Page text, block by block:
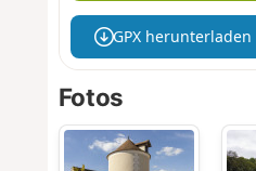
GPX herunterladen
Fotos